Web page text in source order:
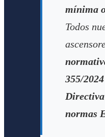
mínima
Todos
355/
normas